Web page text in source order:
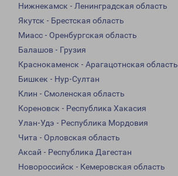
Нижнекамск - Ленинградская область
Якутск - Брестская область
Миасс - Оренбургская область
Балашов - Грузия
Краснокаменск - Арагацотнская область
Бишкек - Нур-Султан
Клин - Смоленская область
Кореновск - Республика Хакасия
Улан-Удэ - Республика Мордовия
Чита - Орловская область
Аксай - Республика Дагестан
Новороссийск - Кемеровская область